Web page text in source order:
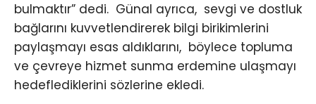
bulmaktır” dedi. Günal ayrıca, sevgi ve dostluk
bağlarını kuvvetlendirerek bilgi birikimlerini
paylaşmayı esas aldıklarını, böylece topluma
ve çevreye hizmet sunma erdemine ulaşmayı
hedeflediklerini sözlerine ekledi.